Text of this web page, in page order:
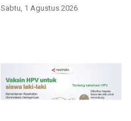
Sabtu, 1 Agustus 2026